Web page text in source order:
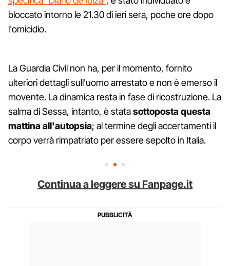
bloccato intorno le 21.30 di ieri sera, poche ore dopo
l'omicidio.
La Guardia Civil non ha, per il momento, fornito
ulteriori dettagli sull'uomo arrestato e non è emerso il
movente. La dinamica resta in fase di ricostruzione. La
salma di Sessa, intanto, è statasottoposta questa
mattina all'autopsia; al termine degli accertamenti il
corpo verrà rimpatriato per essere sepolto in Italia.
Continua a leggere su Fanpage.it